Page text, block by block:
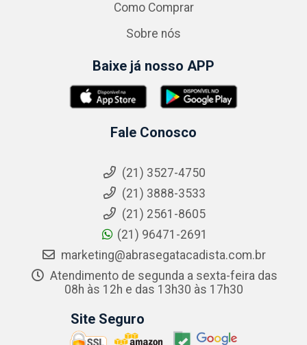
Como Comprar
Sobre nós
Baixe já nosso APP
Fale Conosco
(21) 3527-4750
(21) 3888-3533
(21) 2561-8605
(21) 96471-2691
marketing@abrasegatacadista.com.br
Atendimento de segunda a sexta-feira das
08h às 12h e das 13h30 às 17h30
Site Seguro